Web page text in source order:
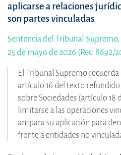
aplicarse a relaciones
son partes vinculadas
Sentencia del Tribunal
25 de mayo de 2026 (Rec. 8692/
El Tribunal Supremo recuerda
artículo 16 del texto
sobre Sociedades (artículo 18
limitarse a las operaciones
ampara su aplicación para
frente a entidades no